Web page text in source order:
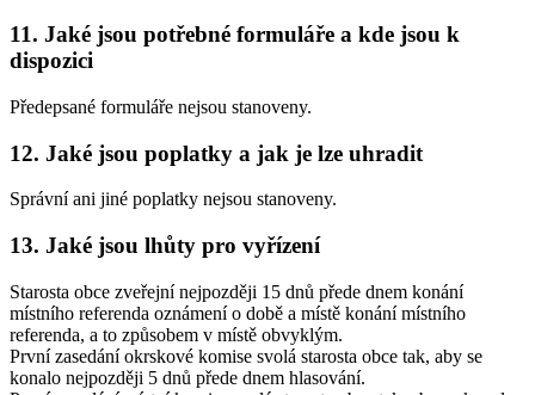
11. Jaké jsou potřebné formuláře a kde jsou k
dispozici
Předepsané formuláře nejsou stanoveny.
12. Jaké jsou poplatky a jak je lze uhradit
Správní ani jiné poplatky nejsou stanoveny.
13. Jaké jsou lhůty pro vyřízení
Starosta obce zveřejní nejpozději 15 dnů přede dnem konání
místního referenda oznámení o době a místě konání místního
referenda, a to způsobem v místě obvyklým.
První zasedání okrskové komise svolá starosta obce tak, aby se
konalo nejpozději 5 dnů přede dnem hlasování.